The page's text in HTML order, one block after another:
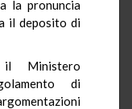
la pronuncia
il deposito di
Ministero
di